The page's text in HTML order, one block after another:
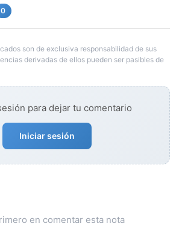
0
son de exclusiva responsabilidad de sus
derivadas de ellos pueden ser pasibles de
para dejar tu comentario
Iniciar sesión
en comentar esta nota